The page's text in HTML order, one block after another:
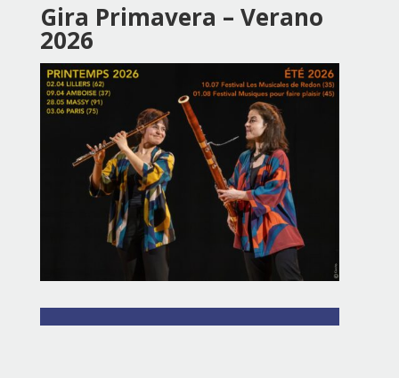
Gira Primavera – Verano
2026